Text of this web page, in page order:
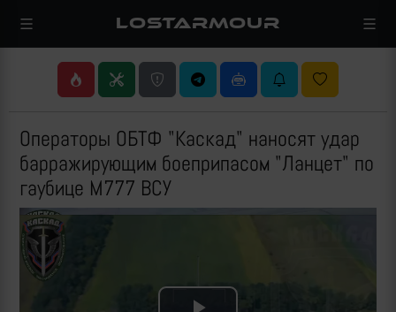
LOSTARMOUR
Операторы ОБТФ "Каскад" наносят удар
барражирующим боеприпасом "Ланцет" по
гаубице M777 ВСУ